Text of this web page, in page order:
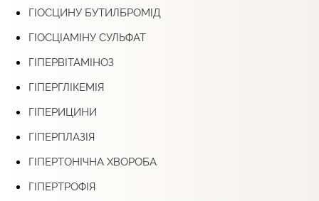
ГІОСЦИНУ БУТИЛБРОМІД
ГІОСЦІАМІНУ СУЛЬФАТ
ГІПЕРВІТАМІНОЗ
ГІПЕРГЛІКЕМІЯ
ГІПЕРИЦИНИ
ГІПЕРПЛАЗІЯ
ГІПЕРТОНІЧНА ХВОРОБА
ГІПЕРТРОФІЯ